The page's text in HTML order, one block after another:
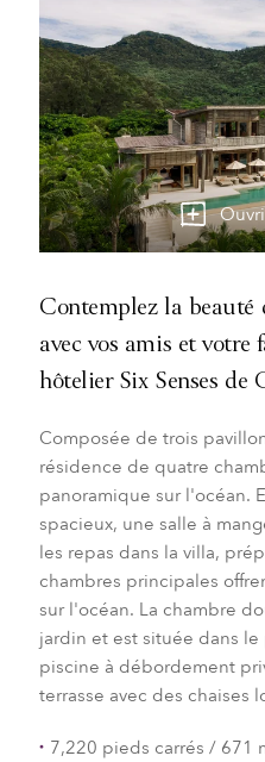
Contemplez la beauté
avec vos amis et
hôtelier Six Senses de
Composée de trois
résidence de quatre
panoramique sur l'océan.
spacieux, une salle à
les repas dans la villa,
chambres principales
sur l'océan. La chambre
jardin et est située dans
piscine à débordement
terrasse avec des chaises
7,220 pieds carrés / 671